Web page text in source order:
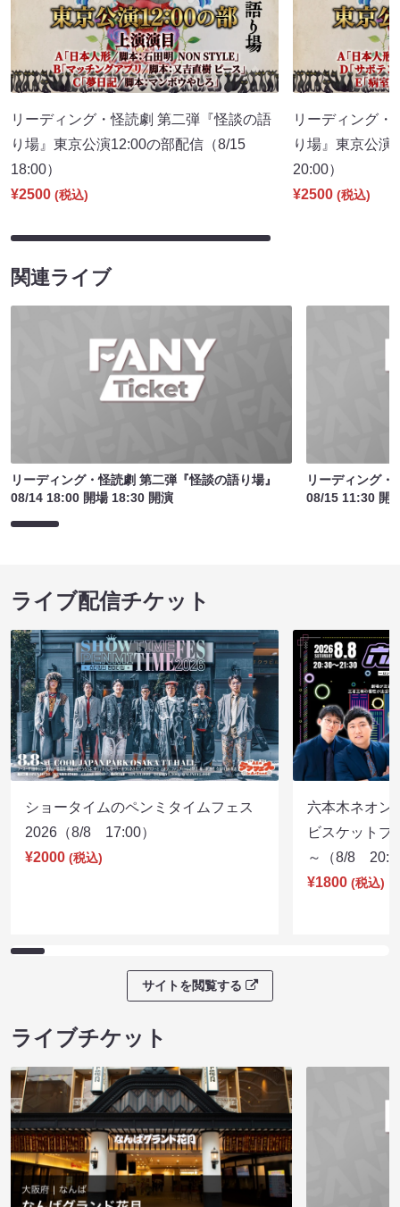
リーディング・怪読劇 第二弾『怪談の語
り場』東京公演12:00の部配信（8/15
18:00）
¥2500 (税込)
リーディング・
り場』東京公
20:00）
¥2500 (税込)
関連ライブ
リーディング・怪読劇 第二弾『怪談の語り場』
08/14 18:00 開場 18:30 開演
リーディング・
08/15 11:30 開
ライブ配信チケット
ショータイムのペンミタイムフェス
2026（8/8 17:00）
¥2000 (税込)
六本木ネオン
ビスケットブ
～（8/8
¥1800 (税込)
サイトを閲覧する
ライブチケット